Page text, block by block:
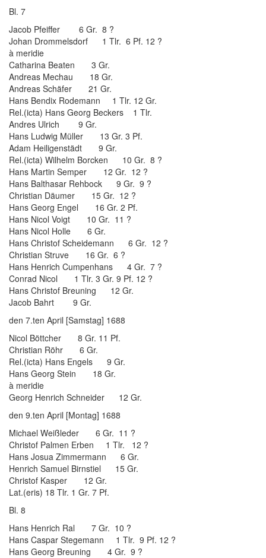
Bl. 7
Jacob Pfeiffer 6 Gr. 8 ?
Johan Drommelsdorf 1 Tlr. 6 Pf. 12 ?
à meridie
Catharina Beaten 3 Gr.
Andreas Mechau 18 Gr.
Andreas Schäfer 21 Gr.
Hans Bendix Rodemann 1 Tlr. 12 Gr.
Rel.(icta) Hans Georg Beckers 1 Tlr.
Andres Ulrich 9 Gr.
Hans Ludwig Müller 13 Gr. 3 Pf.
Adam Heiligenstädt 9 Gr.
Rel.(icta) Wilhelm Borcken 10 Gr. 8 ?
Hans Martin Semper 12 Gr. 12 ?
Hans Balthasar Rehbock 9 Gr. 9 ?
Christian Däumer 15 Gr. 12 ?
Hans Georg Engel 16 Gr. 2 Pf.
Hans Nicol Voigt 10 Gr. 11 ?
Hans Nicol Holle 6 Gr.
Hans Christof Scheidemann 6 Gr. 12 ?
Christian Struve 16 Gr. 6 ?
Hans Henrich Cumpenhans 4 Gr. 7 ?
Conrad Nicol 1 Tlr. 3 Gr. 9 Pf. 12 ?
Hans Christof Breuning 12 Gr.
Jacob Bahrt 9 Gr.
den 7.ten April [Samstag] 1688
Nicol Böttcher 8 Gr. 11 Pf.
Christian Röhr 6 Gr.
Rel.(icta) Hans Engels 9 Gr.
Hans Georg Stein 18 Gr.
à meridie
Georg Henrich Schneider 12 Gr.
den 9.ten April [Montag] 1688
Michael Weißleder 6 Gr. 11 ?
Christof Palmen Erben 1 Tlr. 12 ?
Hans Josua Zimmermann 6 Gr.
Henrich Samuel Birnstiel 15 Gr.
Christof Kasper 12 Gr.
Lat.(eris) 18 Tlr. 1 Gr. 7 Pf.
Bl. 8
Hans Henrich Ral 7 Gr. 10 ?
Hans Caspar Stegemann 1 Tlr. 9 Pf. 12 ?
Hans Georg Breuning 4 Gr. 9 ?